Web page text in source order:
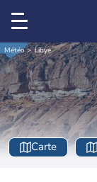
Météo Libye
Carte